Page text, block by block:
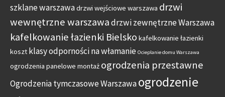
szklane warszawadrzwi wejściowe warszawa drzwi
wewnętrzne warszawadrzwi zewnętrzne Warszawa
kafelkowanie łazienki Bielsko kafelkowanie łazienki
koszt klasy odporności na włamanie Ocieplanie domu Warszawa
ogrodzenia panelowe montaż ogrodzenia przestawne
Ogrodzenia tymczasowe Warszawaogrodzenie